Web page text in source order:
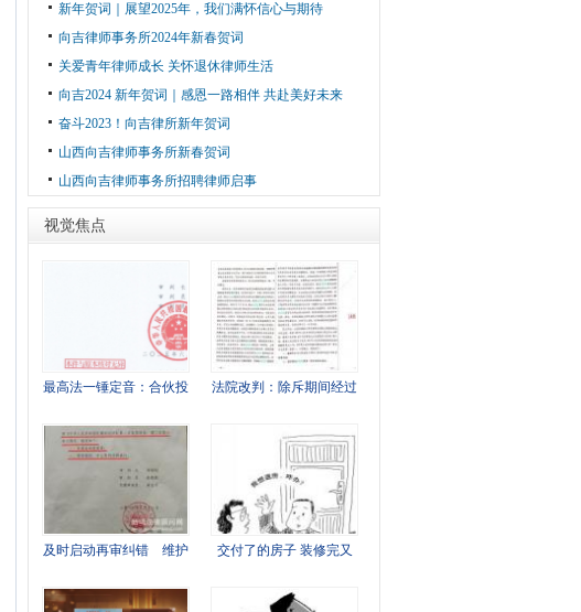
新年贺词｜展望2025年，我们满怀信心与期待
向吉律师事务所2024年新春贺词
关爱青年律师成长 关怀退休律师生活
向吉2024 新年贺词｜感恩一路相伴 共赴美好未来
奋斗2023！向吉律所新年贺词
山西向吉律师事务所新春贺词
山西向吉律师事务所招聘律师启事
视觉焦点
最高法一锤定音：合伙投 法院改判：除斥期间经过
及时启动再审纠错 维护 交付了的房子 装修完又